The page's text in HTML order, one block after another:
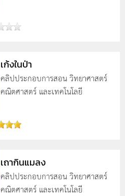
เก้งในป่า
คลิปประกอบการสอน วิทยาศาสตร์
คณิตศาสตร์ และเทคโนโลยี
เถากินแมลง
คลิปประกอบการสอน วิทยาศาสตร์
คณิตศาสตร์ และเทคโนโลยี